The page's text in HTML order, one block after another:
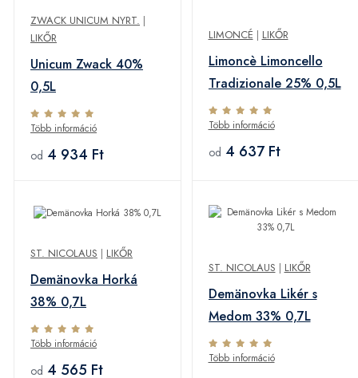
ZWACK UNICUM NYRT. |
LIKŐR
Unicum Zwack 40%
0,5L
Több információ
od 4 934 Ft
LIMONCÉ | LIKŐR
Limoncè Limoncello
Tradizionale 25% 0,5L
Több információ
od 4 637 Ft
ST. NICOLAUS | LIKŐR
Demänovka Horká
38% 0,7L
Több információ
od 4 565 Ft
ST. NICOLAUS | LIKŐR
Demänovka Likér s
Medom 33% 0,7L
Több információ